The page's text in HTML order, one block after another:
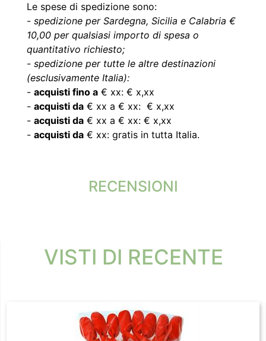
Le spese di spedizione sono:
- spedizione per Sardegna, Sicilia e Calabria €
10,00 per qualsiasi importo di spesa o
quantitativo richiesto;
- spedizione per tutte le altre destinazioni
(esclusivamente Italia):
- acquisti fino a € xx: € x,xx
- acquisti da € xx a € xx: € x,xx
- acquisti da € xx a € xx: € x,xx
- acquisti da € xx: gratis in tutta Italia.
RECENSIONI
VISTI DI RECENTE